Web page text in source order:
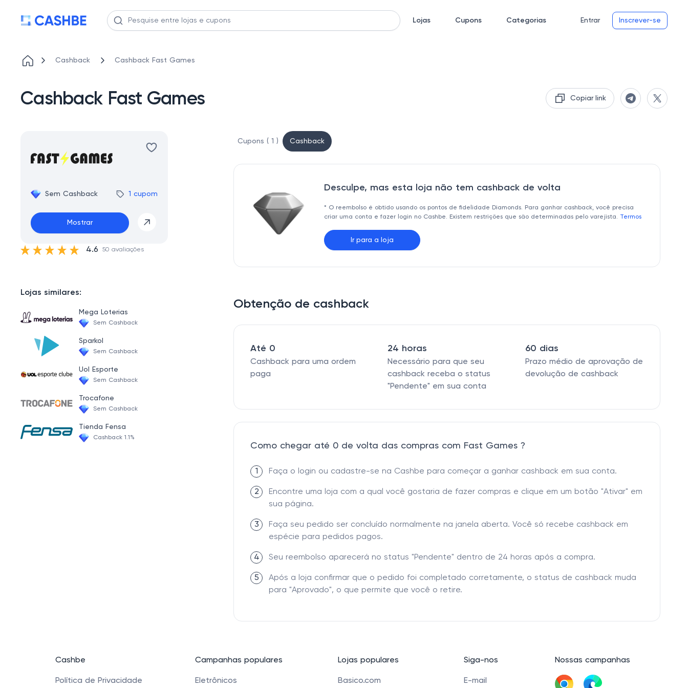
Lojas Cupons Categorias Entrar Inscrever-se
Cashback Cashback Fast Games
Cashback Fast Games Copiar link
Sem Cashback 1 cupom
Mostrar
4.6 50 avaliações
Lojas similares:
Mega Loterias
Sem Cashback
Sparkol
Sem Cashback
Uol Esporte
Sem Cashback
Trocafone
Sem Cashback
Tienda Fensa
Cashback 1.1%
Cupons ( 1 ) Cashback
Desculpe, mas esta loja não tem cashback de volta
* O reembolso é obtido usando os pontos de fidelidade Diamonds. Para ganhar cashback, você precisa
criar uma conta e fazer login no Cashbe. Existem restrições que são determinadas pelo varejista. Termos
Ir para a loja
Obtenção de cashback
Até 0
Cashback para uma ordem
paga
24 horas
Necessário para que seu
cashback receba o status
"Pendente" em sua conta
60 dias
Prazo médio de aprovação de
devolução de cashback
Como chegar até 0 de volta das compras com Fast Games ?
1 Faça o login ou cadastre-se na Cashbe para começar a ganhar cashback em sua conta.
2
Encontre uma loja com a qual você gostaria de fazer compras e clique em um botão "Ativar" em
sua página.
3
Faça seu pedido ser concluído normalmente na janela aberta. Você só recebe cashback em
espécie para pedidos pagos.
4 Seu reembolso aparecerá no status "Pendente" dentro de 24 horas após a compra.
5
Após a loja confirmar que o pedido foi completado corretamente, o status de cashback muda
para "Aprovado", o que permite que você o retire.
Cashbe
Política de Privacidade
Campanhas populares
Eletrônicos
Lojas populares
Basico.com
Siga-nos
E-mail
Nossas campanhas